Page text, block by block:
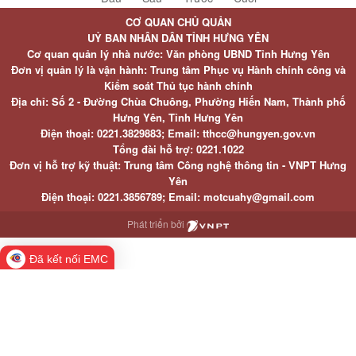
CƠ QUAN CHỦ QUẢN
UỶ BAN NHÂN DÂN TỈNH HƯNG YÊN
Cơ quan quản lý nhà nước: Văn phòng UBND Tỉnh Hưng Yên
Đơn vị quản lý là vận hành: Trung tâm Phục vụ Hành chính công và
Kiểm soát Thủ tục hành chính
Địa chỉ: Số 2 - Đường Chùa Chuông, Phường Hiến Nam, Thành phố
Hưng Yên, Tỉnh Hưng Yên
Điện thoại: 0221.3829883; Email: tthcc@hungyen.gov.vn
Tổng đài hỗ trợ: 0221.1022
Đơn vị hỗ trợ kỹ thuật: Trung tâm Công nghệ thông tin - VNPT Hưng
Yên
Điện thoại: 0221.3856789; Email: motcuahy@gmail.com
Phát triển bởi
Đã kết nối EMC